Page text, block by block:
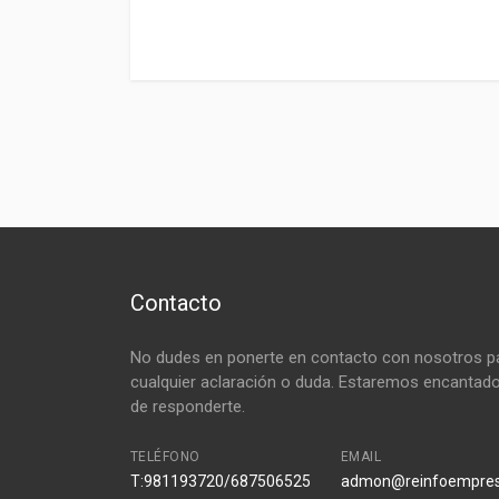
Contacto
No dudes en ponerte en contacto con nosotros
cualquier aclaración o duda. Estaremos
de responderte.
TELÉFONO
T:981193720/687506525
EMAIL